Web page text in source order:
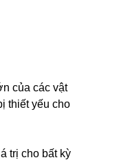
của các vật
thiết yếu cho
trị cho bất kỳ